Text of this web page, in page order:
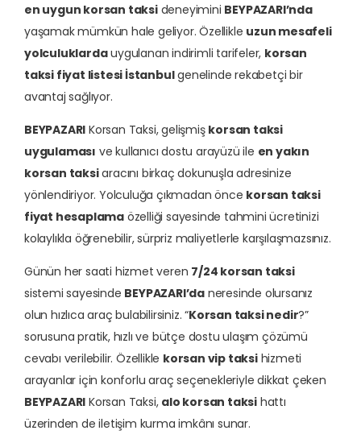
en uygun korsan taksideneyimini BEYPAZARI’nda
yaşamak mümkün hale geliyor. Özellikle uzun mesafeli
yolculuklardauygulanan indirimli tarifeler, korsan
taksi fiyat listesi İstanbulgenelinde rekabetçi bir
avantaj sağlıyor.
BEYPAZARI Korsan Taksi, gelişmiş korsan taksi
uygulaması ve kullanıcı dostu arayüzü ile en yakın
korsan taksiaracını birkaç dokunuşla adresinize
yönlendiriyor. Yolculuğa çıkmadan önce korsan taksi
fiyat hesaplama özelliği sayesinde tahmini ücretinizi
kolaylıkla öğrenebilir, sürpriz maliyetlerle karşılaşmazsınız.
Günün her saati hizmet veren 7/24 korsan taksi
sistemi sayesinde BEYPAZARI’da neresinde olursanız
olun hızlıca araç bulabilirsiniz. “Korsan taksi nedir?”
sorusuna pratik, hızlı ve bütçe dostu ulaşım çözümü
cevabı verilebilir. Özellikle korsan vip taksihizmeti
arayanlar için konforlu araç seçenekleriyle dikkat çeken
BEYPAZARI Korsan Taksi, alo korsan taksi hattı
üzerinden de iletişim kurma imkânı sunar.